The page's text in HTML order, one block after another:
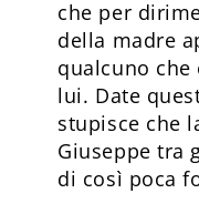
che per
della madre
qualcuno che
lui. Date
stupisce che
Giuseppe tra
di così poca